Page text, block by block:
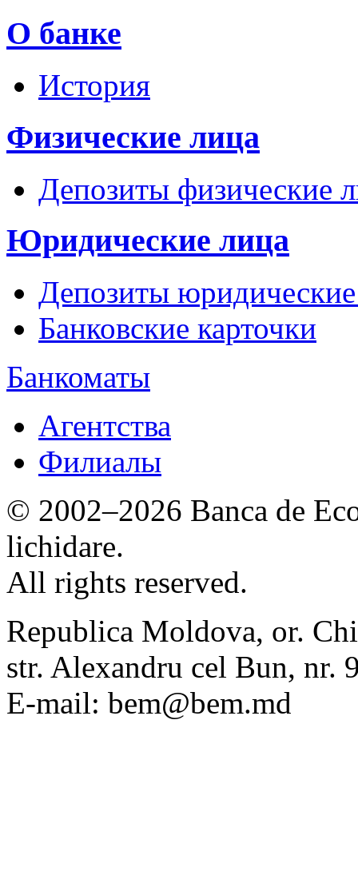
О банке
История
Физические лица
Депозиты физические
Юридические лица
Депозиты
Банковские карточки
Банкоматы
Агентства
Филиалы
© 2002–2026 Banca de
lichidare.
All rights reserved.
Republica Moldova, or.
str. Alexandru cel Bun, nr.
E-mail: bem@bem.md